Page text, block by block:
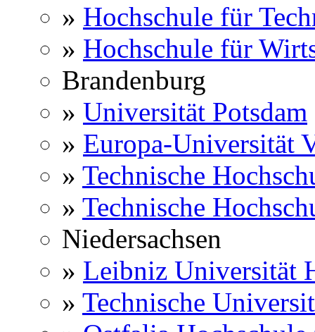
» Hochschule für
» Hochschule für
Brandenburg
» Universität Potsdam
» Europa-Universität
» Technische
» Technische
Niedersachsen
» Leibniz Universität
» Technische